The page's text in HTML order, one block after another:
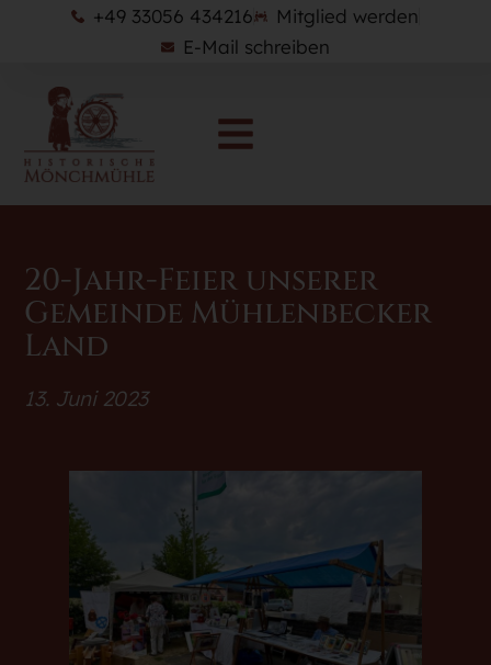
+49 33056 434216
Mitglied werden
E-Mail schreiben
20-Jahr-Feier unserer
Gemeinde Mühlenbecker
Land
13. Juni 2023